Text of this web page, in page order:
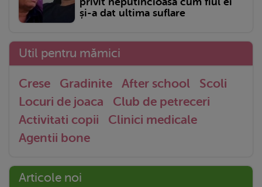
și-a dat ultima suflare
Util pentru mămici
Crese Gradinite After school
Scoli
Locuri de joaca
Club de petreceri
Activitati copii
Clinici medicale
Agentii bone
Articole noi